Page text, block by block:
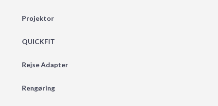
Projektor
QUICKFIT
Rejse Adapter
Rengøring